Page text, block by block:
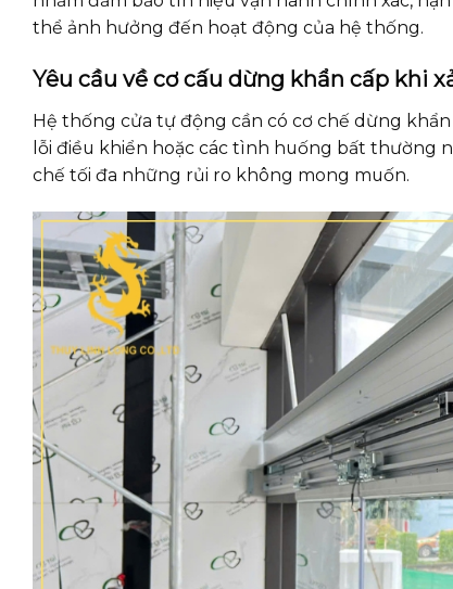
thể ảnh hưởng đến hoạt động của hệ thống.
Yêu cầu về cơ cấu dừng khẩn cấp khi
Hệ thống cửa tự động cần có cơ chế dừng
lỗi điều khiển hoặc các tình huống bất thường
chế tối đa những rủi ro không mong muốn.